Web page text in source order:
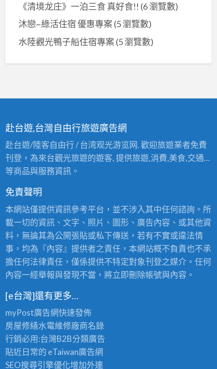
《清境龙庄》一泊三食 真好食!! (6 瀏覽數)
沐戀~綠活住宿 優惠專案 (5 瀏覽數)
水陸觀光鴨子船住宿專案 (5 瀏覽數)
赴台遊,台灣自由行旅遊廣告網
赴台遊/陸客自由行 / 台湾观光游览网. 歡迎旅遊業者免費
刊登，為來台觀光旅遊的遊客, 提供旅遊,消費,美食,交通…
等商品與服務資訊。
免責聲明
本網站僅提供資訊參考平台，並不涉入其中任何諮詢。所
載一切的資訊、文字、照片、圖形、廣告內容、或其他資
料，無論其為公開張貼或私下傳送，若有不實或違法情
事，均為『內容』提供者之責任，本網站概不負責也不承
擔任何法律責任，僅係提供不特定對象刊登之媒介。任何
內容一經舉報與發現不當，將立即刪除帳號與內容。
[e台灣]還有更多…
myPost廣告網快速發佈
房屋修繕水電維修廠商名錄
行銷必用:台灣B2B分類廣告
貼近日常的 eTaiwan廣告網
SEO搜尋引擎優化增加外連